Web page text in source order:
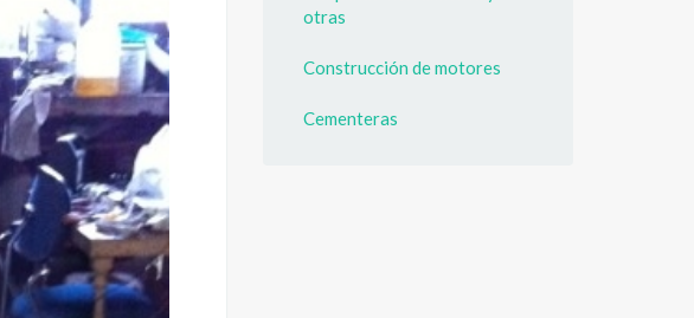
otras
Construcción de motores
Cementeras